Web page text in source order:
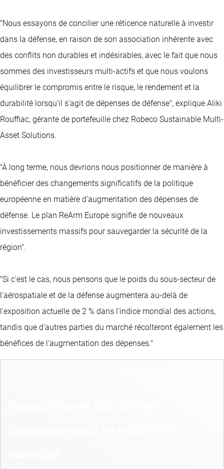
"Nous essayons de concilier une réticence naturelle à investir
dans la défense, en raison de son association inhérente avec
des conflits non durables et indésirables, avec le fait que nous
sommes des investisseurs multi-actifs et que nous voulons
équilibrer le compromis entre le risque, le rendement et la
durabilité lorsqu'il s'agit de dépenses de défense", explique Aliki
Rouffiac, gérante de portefeuille chez Robeco Sustainable Multi-
Asset Solutions.
"À long terme, nous devrions nous positionner de manière à
bénéficier des changements significatifs de la politique
européenne en matière d'augmentation des dépenses de
défense. Le plan ReArm Europe signifie de nouveaux
investissements massifs pour sauvegarder la sécurité de la
région".
"Si c'est le cas, nous pensons que le poids du sous-secteur de
l'aérospatiale et de la défense augmentera au-delà de
l'exposition actuelle de 2 % dans l'indice mondial des actions,
tandis que d'autres parties du marché récolteront également les
bénéfices de l'augmentation des dépenses."